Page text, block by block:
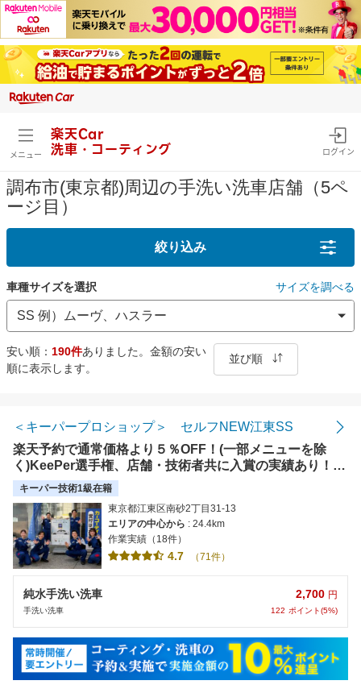
メニュー
楽天Car
洗車・コーティング
ログイン
調布市(東京都)周辺の手洗い洗車店舗（5ペ
ージ目）
絞り込み
車種サイズを選択 サイズを調べる
安い順： 190件ありました。金額の安い
順に表示します。
並び順
金額の安い順
評価の高い順
＜キーパープロショップ＞ セルフNEW江東SS
楽天予約で通常価格より５％OFF！(一部メニューを除
く)KeePer選手権、店舗・技術者共に入賞の実績あり！コ
ーティングEX・1級・2級資格者が常駐。常に高い品質で
お客様のお車をピカピカにさせて頂きます！
キーパー技術1級在籍
東京都江東区南砂2丁目31-13
エリアの中心から : 24.4km
作業実績（18件）
4.7 （71件）
純水手洗い洗車
手洗い洗車
2,700 円
122 ポイント(5%)